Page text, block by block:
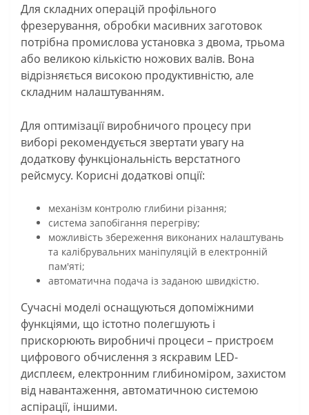
Для складних операцій профільного
фрезерування, обробки масивних заготовок
потрібна промислова установка з двома, трьома
або великою кількістю ножових валів. Вона
відрізняється високою продуктивністю, але
складним налаштуванням.
Для оптимізації виробничого процесу при
виборі рекомендується звертати увагу на
додаткову функціональність верстатного
рейсмусу. Корисні додаткові опції:
механізм контролю глибини різання;
система запобігання перегріву;
можливість збереження виконаних налаштувань
та калібрувальних маніпуляцій в електронній
пам'яті;
автоматична подача із заданою швидкістю.
Сучасні моделі оснащуються допоміжними
функціями, що істотно полегшують і
прискорюють виробничі процеси – пристроєм
цифрового обчислення з яскравим LED-
дисплеєм, електронним глибиноміром, захистом
від навантаження, автоматичною системою
аспірації, іншими.